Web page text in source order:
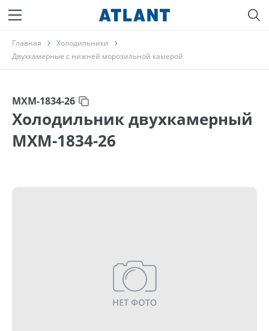
Главная
Холодильники
Двухкамерные с нижней морозильной камерой
МХМ-1834-26
Холодильник двухкамерный
МХМ-1834-26